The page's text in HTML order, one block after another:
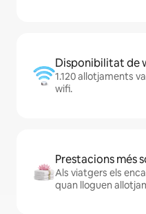
Disponibilitat de
1.120 allotjaments
wifi.
Prestacions més
Als viatgers els
quan lloguen